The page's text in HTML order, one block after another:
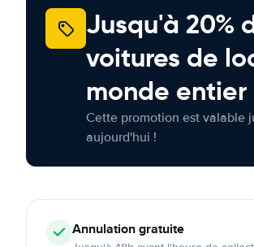
Jusqu'à 20%
voitures de
monde entier
Cette promotion est valable
aujourd'hui !
Annulationgratuite